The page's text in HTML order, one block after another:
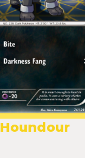
Houndour